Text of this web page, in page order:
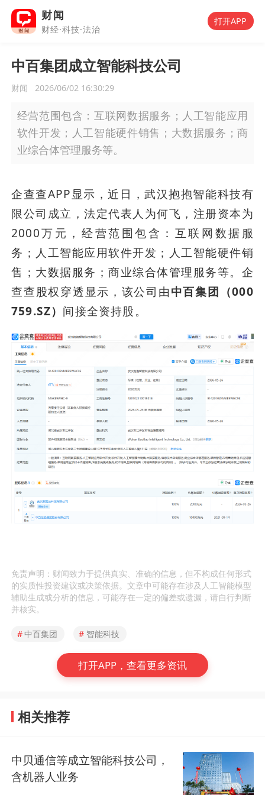
财闻
财经·科技·法治
打开APP
中百集团成立智能科技公司
财闻 2026/06/02 16:30:29
经营范围包含：互联网数据服务；人工智能应用
软件开发；人工智能硬件销售；大数据服务；商
业综合体管理服务等。
企查查APP显示，近日，武汉抱抱智能科技有
限公司成立，法定代表人为何飞，注册资本为
2000万元，经营范围包含：互联网数据服
务；人工智能应用软件开发；人工智能硬件销
售；大数据服务；商业综合体管理服务等。企
查查股权穿透显示，该公司由中百集团（000
759.SZ） 间接全资持股。
免责声明：财闻致力于提供真实、准确的信息，但不构成任何形式
的实质性投资建议或决策依据。文章中可能存在涉及人工智能模型
辅助生成或分析的信息，可能存在一定的偏差或遗漏，请自行判断
并核实。
#中百集团 # 智能科技
打开APP，查看更多资讯
相关推荐
中贝通信等成立智能科技公司，
含机器人业务